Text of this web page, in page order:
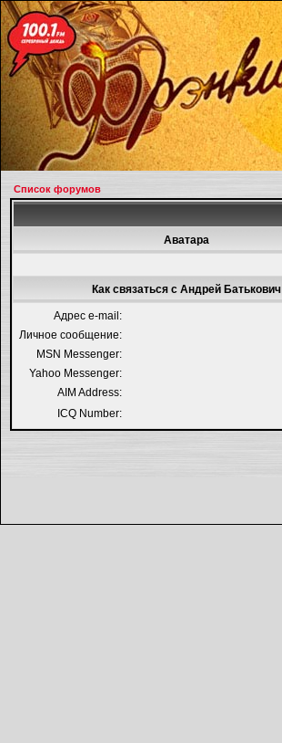
Список форумов
Аватара
Как связаться с Андрей Батькович
Адрес e-mail:
Личное сообщение:
MSN Messenger:
Yahoo Messenger:
AIM Address:
ICQ Number: